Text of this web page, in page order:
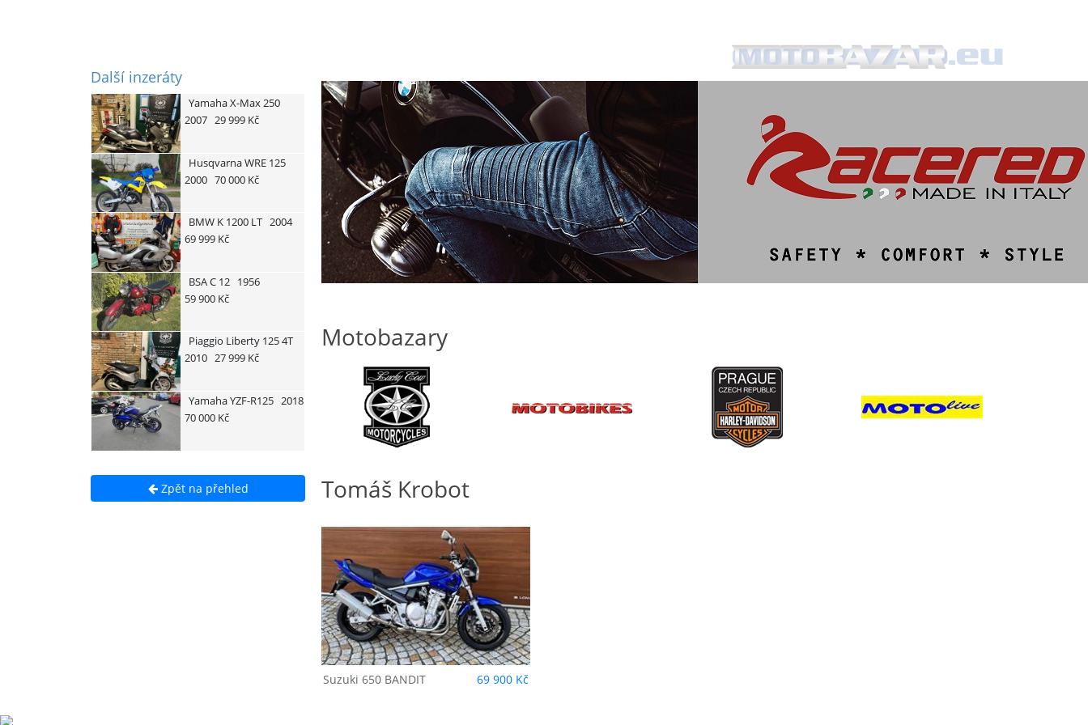
Další inzeráty
YamahaX-Max 250
2007 29 999 Kč
HusqvarnaWRE 125
2000 70 000 Kč
BMWK 1200 LT 2004
69 999 Kč
BSAC 12 1956
59 900 Kč
Piaggio Liberty 125 4T
2010 27 999 Kč
YamahaYZF-R125 2018
70 000 Kč
Zpět na přehled
Motobazary
Tomáš Krobot
Suzuki 650 BANDIT 69 900 Kč